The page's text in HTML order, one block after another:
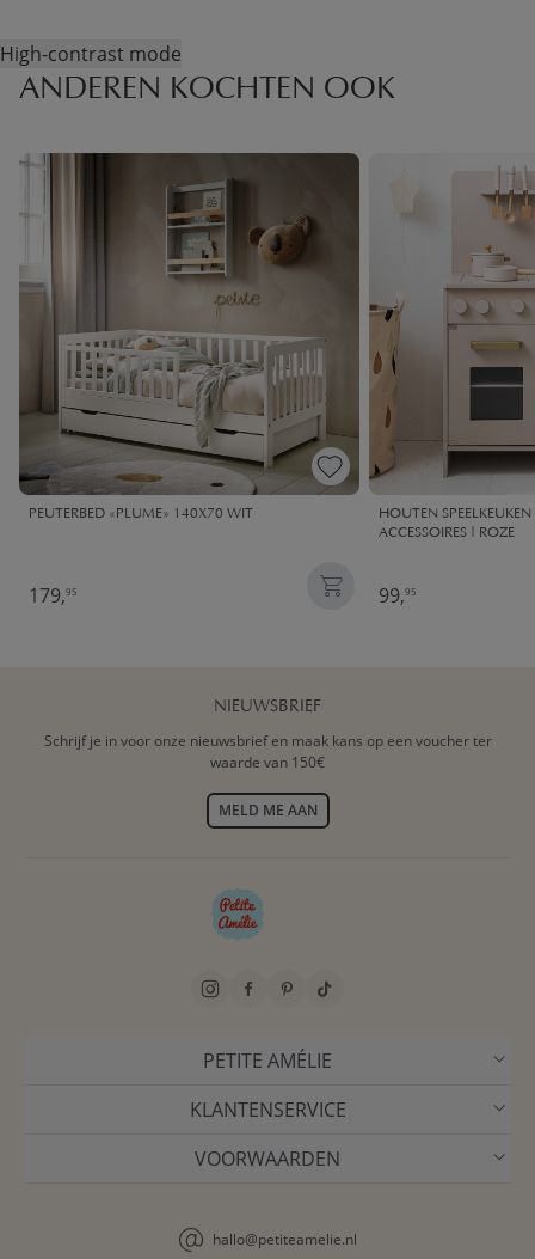
High-contrast mode
ANDEREN KOCHTEN OOK
PEUTERBED «PLUME» 140X70 WIT
179,95
HOUTEN
ACCESSOIRES | ROZE
99,95
NIEUWSBRIEF
Schrijf je in voor onze nieuwsbrief en maak kans op een voucher ter
waarde van 150€
MELD ME AAN
PETITE AMÉLIE
KLANTENSERVICE
VOORWAARDEN
hallo@petiteamelie.nl